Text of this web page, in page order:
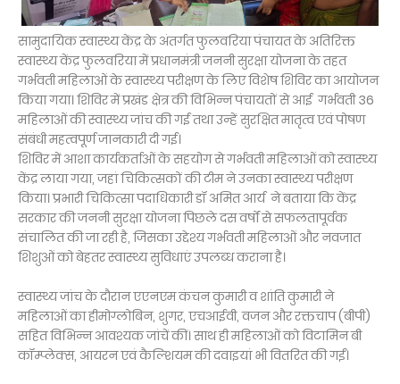
सामुदायिक स्वास्थ्य केंद्र के अंतर्गत फुलवरिया पंचायत के अतिरिक्त
स्वास्थ्य केंद्र फुलवरिया में प्रधानमंत्री जननी सुरक्षा योजना के तहत
गर्भवती महिलाओं के स्वास्थ्य परीक्षण के लिए विशेष शिविर का आयोजन
किया गया। शिविर में प्रखंड क्षेत्र की विभिन्न पंचायतों से आई गर्भवती 36
महिलाओं की स्वास्थ्य जांच की गई तथा उन्हें सुरक्षित मातृत्व एवं पोषण
संबंधी महत्वपूर्ण जानकारी दी गई।
शिविर में आशा कार्यकर्ताओं के सहयोग से गर्भवती महिलाओं को स्वास्थ्य
केंद्र लाया गया, जहां चिकित्सकों की टीम ने उनका स्वास्थ्य परीक्षण
किया। प्रभारी चिकित्सा पदाधिकारी डॉ अमित आर्य ने बताया कि केंद्र
सरकार की जननी सुरक्षा योजना पिछले दस वर्षों से सफलतापूर्वक
संचालित की जा रही है, जिसका उद्देश्य गर्भवती महिलाओं और नवजात
शिशुओं को बेहतर स्वास्थ्य सुविधाएं उपलब्ध कराना है।
स्वास्थ्य जांच के दौरान एएनएम कंचन कुमारी व शांति कुमारी ने
महिलाओं का हीमोग्लोबिन, शुगर, एचआईवी, वजन और रक्तचाप (बीपी)
सहित विभिन्न आवश्यक जांचें कीं। साथ ही महिलाओं को विटामिन बी
कॉम्प्लेक्स, आयरन एवं कैल्शियम की दवाइयां भी वितरित की गईं।